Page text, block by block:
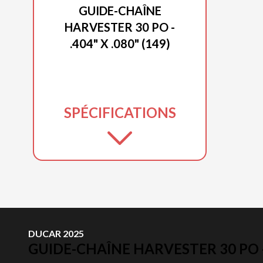
GUIDE-CHAÎNE
HARVESTER 30 PO -
.404" X .080" (149)
SPÉCIFICATIONS
DUCAR 2025
GUIDE-CHAÎNE HARVESTER 30